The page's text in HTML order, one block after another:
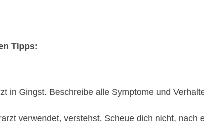
Tipps:
in Gingst. Beschreibe alle Symptome und
verwendet, verstehst. Scheue dich nicht, nach